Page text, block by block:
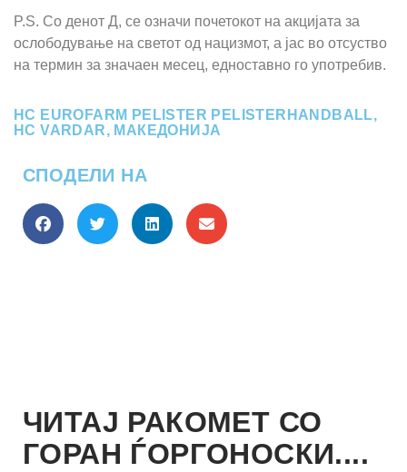
P.S. Со денот Д, се означи почетокот на акцијата за
ослободување на светот од нацизмот, a јас во отсуство
на термин за значаен месец, едноставно го употребив.
HC EUROFARM PELISTER PELISTERHANDBALL,
HC VARDAR, МАКЕДОНИЈА
СПОДЕЛИ НА
ЧИТАЈ РАКОМЕТ СО
ГОРАН ЃОРГОНОСКИ....